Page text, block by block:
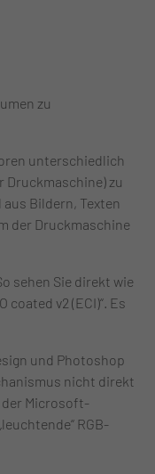
zu
unterschiedlich
Druckmaschine) zu
Bildern, Texten
der Druckmaschine
sehen Sie direkt wie
v2 (ECI)“. Es
und Photoshop
nicht direkt
Microsoft-
RGB-